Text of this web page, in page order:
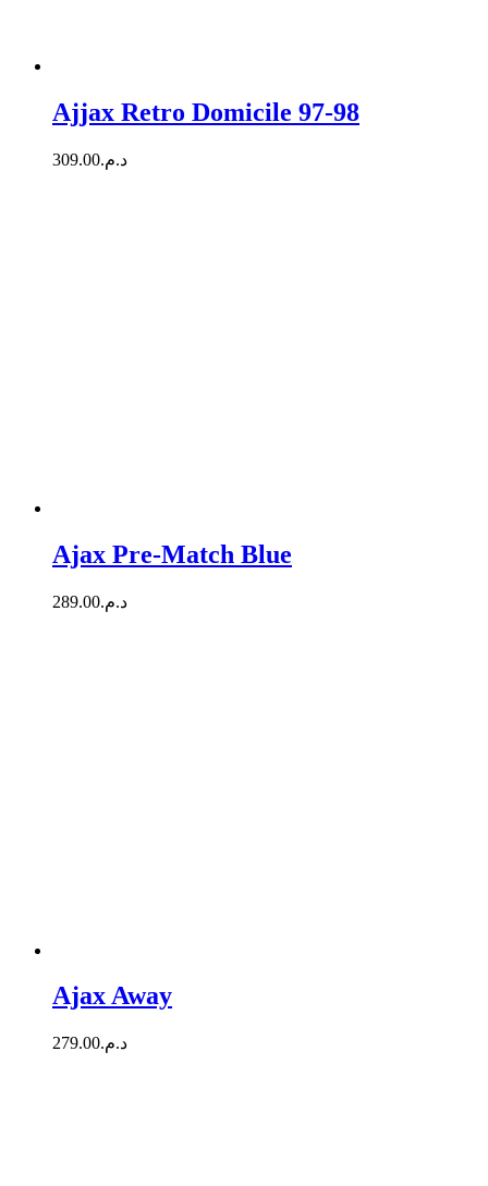
Ajjax Retro Domicile 97-98
د.م.309.00
Ajax Pre-Match Blue
د.م.289.00
Ajax Away
د.م.279.00